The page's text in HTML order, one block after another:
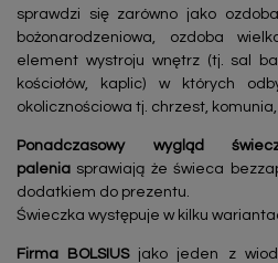
sprawdzi się zarówno jako
bożonarodzeniowa, ozdoba
element wystroju wnętrz (tj. sal
kościołów, kaplic) w których
okolicznościowa tj. chrzest,
Ponadczasowy wygląd
palenia sprawiają że świeca
dodatkiem do prezentu.
Świeczka występuje w kilku
Firma BOLSIUSjako jeden z